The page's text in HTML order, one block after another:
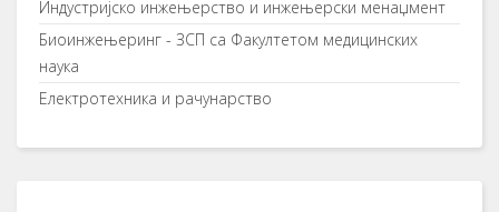
Индустријско инжењерство и инжењерски менаџмент
Биоинжењеринг - ЗСП са Факултетом медицинских
наука
Електротехника и рачунарство